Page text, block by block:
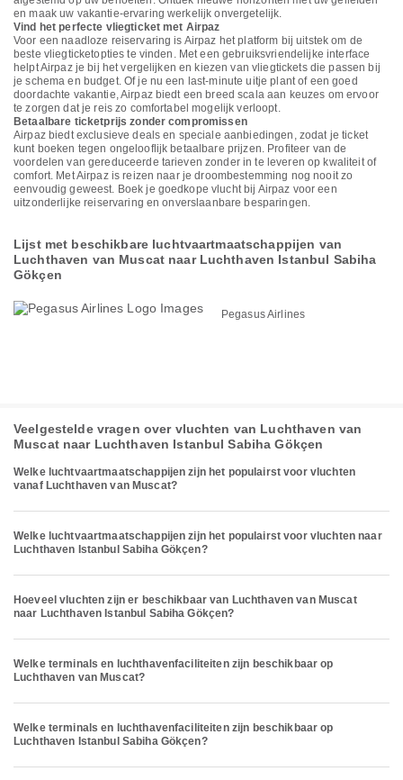
en maak uw vakantie-ervaring werkelijk onvergetelijk.
Vind het perfecte vliegticket met Airpaz
Voor een naadloze reiservaring is Airpaz het platform bij uitstek om de
beste vliegticketopties te vinden. Met een gebruiksvriendelijke interface
helpt Airpaz je bij het vergelijken en kiezen van vliegtickets die passen bij
je schema en budget. Of je nu een last-minute uitje plant of een goed
doordachte vakantie, Airpaz biedt een breed scala aan keuzes om ervoor
te zorgen dat je reis zo comfortabel mogelijk verloopt.
Betaalbare ticketprijs zonder compromissen
Airpaz biedt exclusieve deals en speciale aanbiedingen, zodat je ticket
kunt boeken tegen ongelooflijk betaalbare prijzen. Profiteer van de
voordelen van gereduceerde tarieven zonder in te leveren op kwaliteit of
comfort. Met Airpaz is reizen naar je droombestemming nog nooit zo
eenvoudig geweest. Boek je goedkope vlucht bij Airpaz voor een
uitzonderlijke reiservaring en onverslaanbare besparingen.
Lijst met beschikbare luchtvaartmaatschappijen van
Luchthaven van Muscat naar Luchthaven Istanbul Sabiha
Gökçen
Pegasus Airlines
Veelgestelde vragen over vluchten van Luchthaven van
Muscat naar Luchthaven Istanbul Sabiha Gökçen
Welke luchtvaartmaatschappijen zijn het populairst voor vluchten
vanaf Luchthaven van Muscat?
Welke luchtvaartmaatschappijen zijn het populairst voor vluchten naar
Luchthaven Istanbul Sabiha Gökçen?
Hoeveel vluchten zijn er beschikbaar van Luchthaven van Muscat
naar Luchthaven Istanbul Sabiha Gökçen?
Welke terminals en luchthavenfaciliteiten zijn beschikbaar op
Luchthaven van Muscat?
Welke terminals en luchthavenfaciliteiten zijn beschikbaar op
Luchthaven Istanbul Sabiha Gökçen?